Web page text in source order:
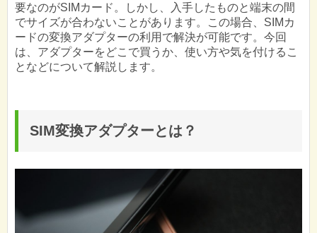
要なのがSIMカード。しかし、入手したものと端末の間
でサイズが合わないことがあります。この場合、SIMカ
ードの変換アダプターの利用で解決が可能です。今回
は、アダプターをどこで買うか、使い方や気を付けるこ
となどについて解説します。
SIM変換アダプターとは？